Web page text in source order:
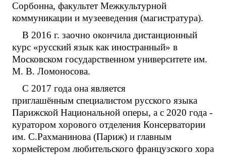
Сорбонна, факультет Межкультурной
коммуникации и музееведения (магистратура).
В 2016 г. заочно окончила дистанционный
курс «русский язык как иностранный» в
Московском государственном университете им.
М. В. Ломоносова.
С 2017 года она является
приглашённым специалистом русского языка
Парижской Национальной оперы, а с 2020 года -
куратором хорового отделения Консерватории
им. С.Рахманинова (Париж) и главным
хормейстером любительского французского хора